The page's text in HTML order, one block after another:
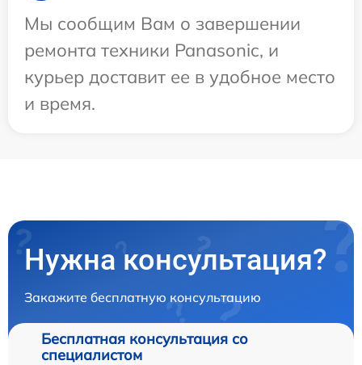
Мы сообщим Вам о завершении
ремонта техники Panasonic, и
курьер доставит ее в удобное место
и время.
Нужна консультация?
Закажите бесплатную консультацию
Бесплатная консультация со
специалистом